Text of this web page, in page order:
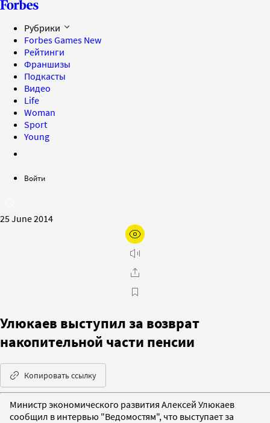
Рубрики
Forbes Games New
Рейтинги
Франшизы
Подкасты
Видео
Life
Woman
Sport
Young
Войти
25 June 2014
Улюкаев выступил за возврат
накопительной части пенсии
Копировать ссылку
Министр экономического развития Алексей Улюкаев
сообщил в интервью "Ведомостям", что выступает за